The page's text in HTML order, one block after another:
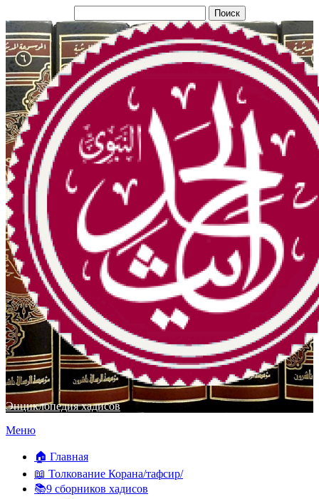
Энциклопедия хадисов
Перейти
содержимому
Меню
🏠 Главная
📖 Толкование Корана/тафсир/
📚9 сборников хадисов